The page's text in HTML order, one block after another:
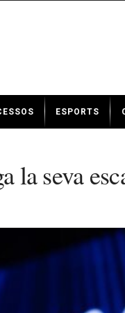
ESPORTS
la seva